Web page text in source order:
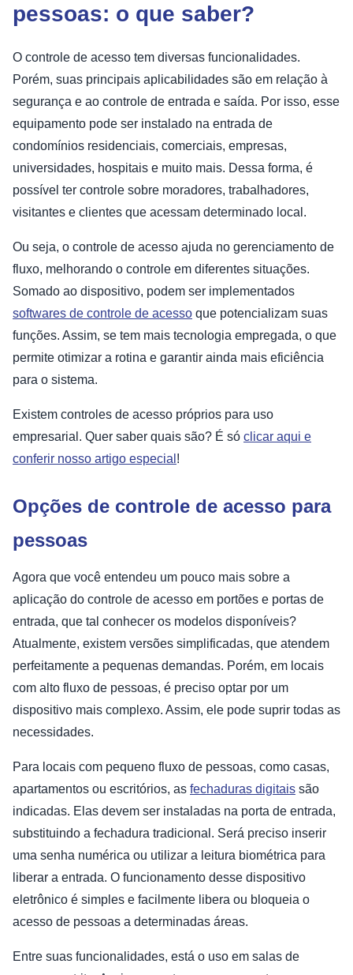
pessoas: o que saber?
O controle de acesso tem diversas funcionalidades.
Porém, suas principais aplicabilidades são em relação à
segurança e ao controle de entrada e saída. Por isso, esse
equipamento pode ser instalado na entrada de
condomínios residenciais, comerciais, empresas,
universidades, hospitais e muito mais. Dessa forma, é
possível ter controle sobre moradores, trabalhadores,
visitantes e clientes que acessam determinado local.
Ou seja, o controle de acesso ajuda no gerenciamento de
fluxo, melhorando o controle em diferentes situações.
Somado ao dispositivo, podem ser implementados
softwares de controle de acesso que potencializam suas
funções. Assim, se tem mais tecnologia empregada, o que
permite otimizar a rotina e garantir ainda mais eficiência
para o sistema.
Existem controles de acesso próprios para uso
empresarial. Quer saber quais são? É só clicar aqui e
conferir nosso artigo especial !
Opções de controle de acesso para
pessoas
Agora que você entendeu um pouco mais sobre a
aplicação do controle de acesso em portões e portas de
entrada, que tal conhecer os modelos disponíveis?
Atualmente, existem versões simplificadas, que atendem
perfeitamente a pequenas demandas. Porém, em locais
com alto fluxo de pessoas, é preciso optar por um
dispositivo mais complexo. Assim, ele pode suprir todas as
necessidades.
Para locais com pequeno fluxo de pessoas, como casas,
apartamentos ou escritórios, as fechaduras digitais são
indicadas. Elas devem ser instaladas na porta de entrada,
substituindo a fechadura tradicional. Será preciso inserir
uma senha numérica ou utilizar a leitura biométrica para
liberar a entrada. O funcionamento desse dispositivo
eletrônico é simples e facilmente libera ou bloqueia o
acesso de pessoas a determinadas áreas.
Entre suas funcionalidades, está o uso em salas de